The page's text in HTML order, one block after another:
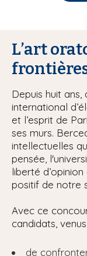
L’art
Depuis huit
international
et l’esprit de
ses murs.
intellectuelles
pensée,
liberté
positif de notre
Avec ce
candidats,
de